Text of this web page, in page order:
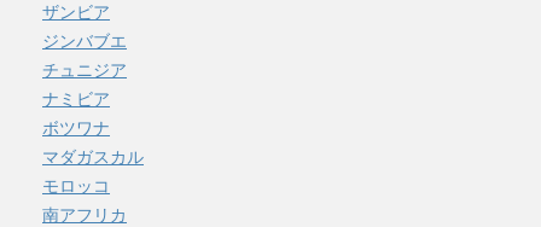
ザンビア
ジンバブエ
チュニジア
ナミビア
ボツワナ
マダガスカル
モロッコ
南アフリカ